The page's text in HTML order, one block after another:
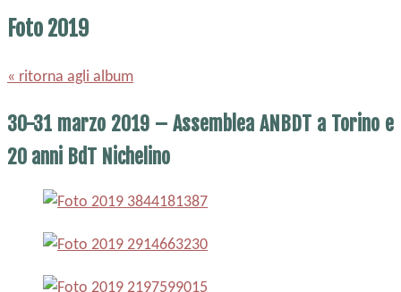
Foto 2019
« ritorna agli album
30-31 marzo 2019 – Assemblea ANBDT a Torino e
20 anni BdT Nichelino